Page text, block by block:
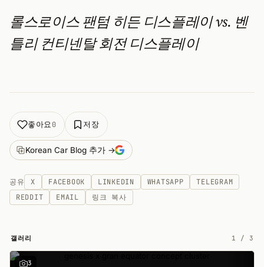
롤스로이스 팬텀 히든 디스플레이 vs. 벤
틀리 컨티넨탈 회전 디스플레이
좋아요0 저장
Korean Car Blog 추가 →
공유 X FACEBOOK LINKEDIN WHATSAPP
TELEGRAM
REDDIT
EMAIL 링크 복사
갤러리 1 / 3
3